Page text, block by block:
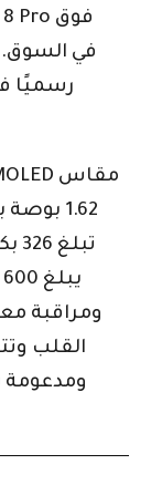
القلب